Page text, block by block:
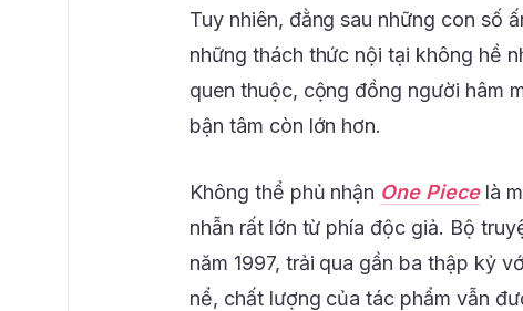
Tuy nhiên, đằng sau những con số
những thách thức nội tại không hề
quen thuộc, cộng đồng người hâm
bận tâm còn lớn hơn.
Không thể phủ nhận One Piecelà
nhẫn rất lớn từ phía độc giả. Bộ
năm 1997, trải qua gần ba thập kỷ
nể, chất lượng của tác phẩm vẫn